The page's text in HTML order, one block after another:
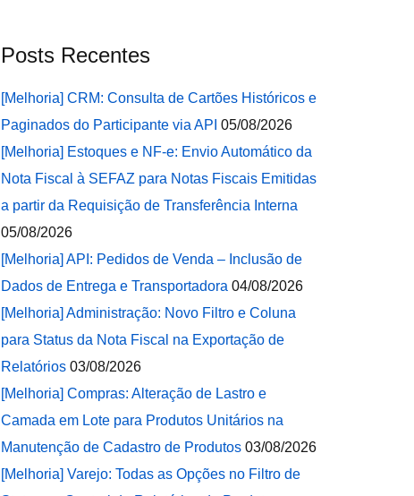
Posts Recentes
[Melhoria] CRM: Consulta de Cartões Históricos e
Paginados do Participante via API 05/08/2026
[Melhoria] Estoques e NF-e: Envio Automático da
Nota Fiscal à SEFAZ para Notas Fiscais Emitidas
a partir da Requisição de Transferência Interna
05/08/2026
[Melhoria] API: Pedidos de Venda – Inclusão de
Dados de Entrega e Transportadora 04/08/2026
[Melhoria] Administração: Novo Filtro e Coluna
para Status da Nota Fiscal na Exportação de
Relatórios 03/08/2026
[Melhoria] Compras: Alteração de Lastro e
Camada em Lote para Produtos Unitários na
Manutenção de Cadastro de Produtos 03/08/2026
[Melhoria] Varejo: Todas as Opções no Filtro de